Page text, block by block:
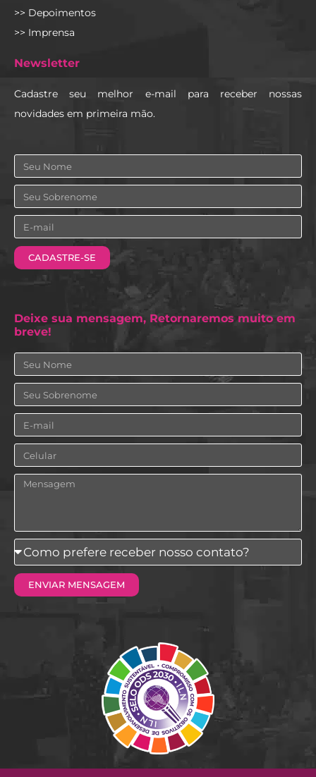
>> Depoimentos
>> Imprensa
Newsletter
Cadastre seu melhor e-mail para receber nossas
novidades em primeira mão.
Nome
Sobrenome
Email
CADASTRE-SE
Deixe sua mensagem, Retornaremos muito em
breve!
Nome
Sobrenome
Email
Celular
Mensagem
Como
prefere
receber
ENVIAR MENSAGEM